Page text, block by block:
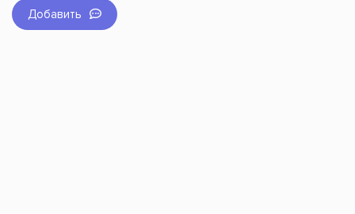
Добавить